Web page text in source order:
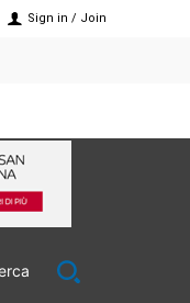
Sign in / Join